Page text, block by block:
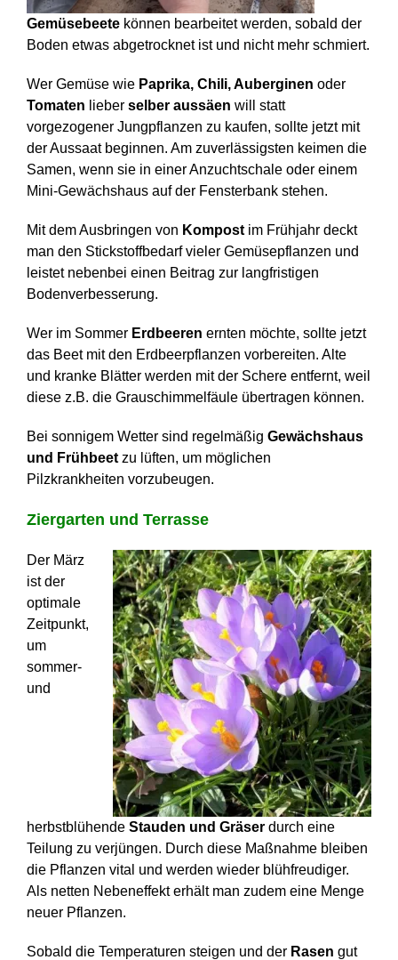
Gemüsebeete können bearbeitet werden, sobald der
Boden etwas abgetrocknet ist und nicht mehr schmiert.
Wer Gemüse wie Paprika, Chili, Auberginen oder
Tomaten lieber selber aussäen will statt
vorgezogener Jungpflanzen zu kaufen, sollte jetzt mit
der Aussaat beginnen. Am zuverlässigsten keimen die
Samen, wenn sie in einer Anzuchtschale oder einem
Mini-Gewächshaus auf der Fensterbank stehen.
Mit dem Ausbringen von Kompost im Frühjahr deckt
man den Stickstoffbedarf vieler Gemüsepflanzen und
leistet nebenbei einen Beitrag zur langfristigen
Bodenverbesserung.
Wer im Sommer Erdbeeren ernten möchte, sollte jetzt
das Beet mit den Erdbeerpflanzen vorbereiten. Alte
und kranke Blätter werden mit der Schere entfernt, weil
diese z.B. die Grauschimmelfäule übertragen können.
Bei sonnigem Wetter sind regelmäßig Gewächshaus
und Frühbeet zu lüften, um möglichen
Pilzkrankheiten vorzubeugen.
Ziergarten und Terrasse
Der März
ist der
optimale
Zeitpunkt,
um
sommer-
und
herbstblühende Stauden und Gräser durch eine
Teilung zu verjüngen. Durch diese Maßnahme bleiben
die Pflanzen vital und werden wieder blühfreudiger.
Als netten Nebeneffekt erhält man zudem eine Menge
neuer Pflanzen.
Sobald die Temperaturen steigen und der Rasen gut